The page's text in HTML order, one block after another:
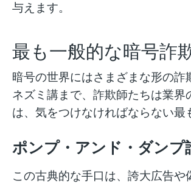
与えます。
最も一般的な暗号詐
暗号の世界にはさまざまな形の
ネズミ講まで、詐欺師たちは業
は、気をつけなければならない最
ポンプ・アンド・ダンプ
この古典的な手口は、誇大広告